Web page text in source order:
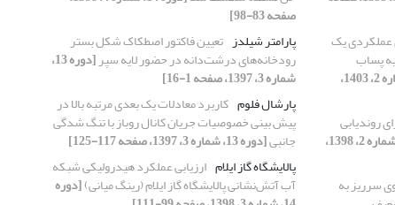
عملکردی یک
پساب
[دوره 19، شماره 2، 1403،
روندیابی
[دوره 14، شماره 2، 1398،
سرریز به
صفحه 83-98]
پارامتر شیلدز تعیین فاکتور اصطکاک شکل بستر
رودخانه‌های درشت‌دانه در ‏حضور لایه سپر [دوره 13،
شماره 3، 1397، صفحه 1-16]
پارشال فلوم کاربرد معادلات یک بعدی مرتبه بالا در
پیش بینی خصوصیات جریان کانال روباز با تنگ شدگی
جانبی[دوره 13، شماره 3، 1397، صفحه 117-125]
پالایشگاه گاز ایلام ارزیابی عملکرد هیدرولیکی شبکه
آب آتش‌نشانی پالایشگاه گاز ایلام (رینگ میانی)[دوره